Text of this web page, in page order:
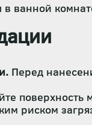
ванной
Перед
поверхность
риском